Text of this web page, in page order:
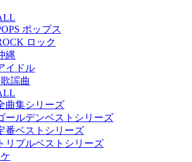
ポップス
ロック
縄
イドル
謡曲
曲集シリーズ
ールデンベストシリーズ
番ベストシリーズ
トリプルベストシリーズ